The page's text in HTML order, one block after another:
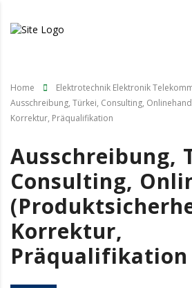
Home
Elektrotechnik Elektronik
Ausschreibung, Türkei, Consulting,
Korrektur, Präqualifikation
Ausschreibung,
Consulting,
Korrektur,
Präqualifikation